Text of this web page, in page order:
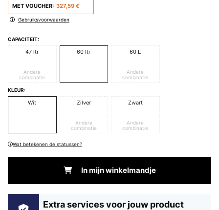
MET VOUCHER: 327,59 €
Gebruiksvoorwaarden
CAPACITEIT:
47 ltr
Andere
combinatie
60 ltr 60 L
Andere
combinatie
KLEUR:
Wit Zilver
Andere
combinatie
Zwart
Andere
combinatie
Wat betekenen de statussen?
In mijn winkelmandje
Extra services voor jouw product